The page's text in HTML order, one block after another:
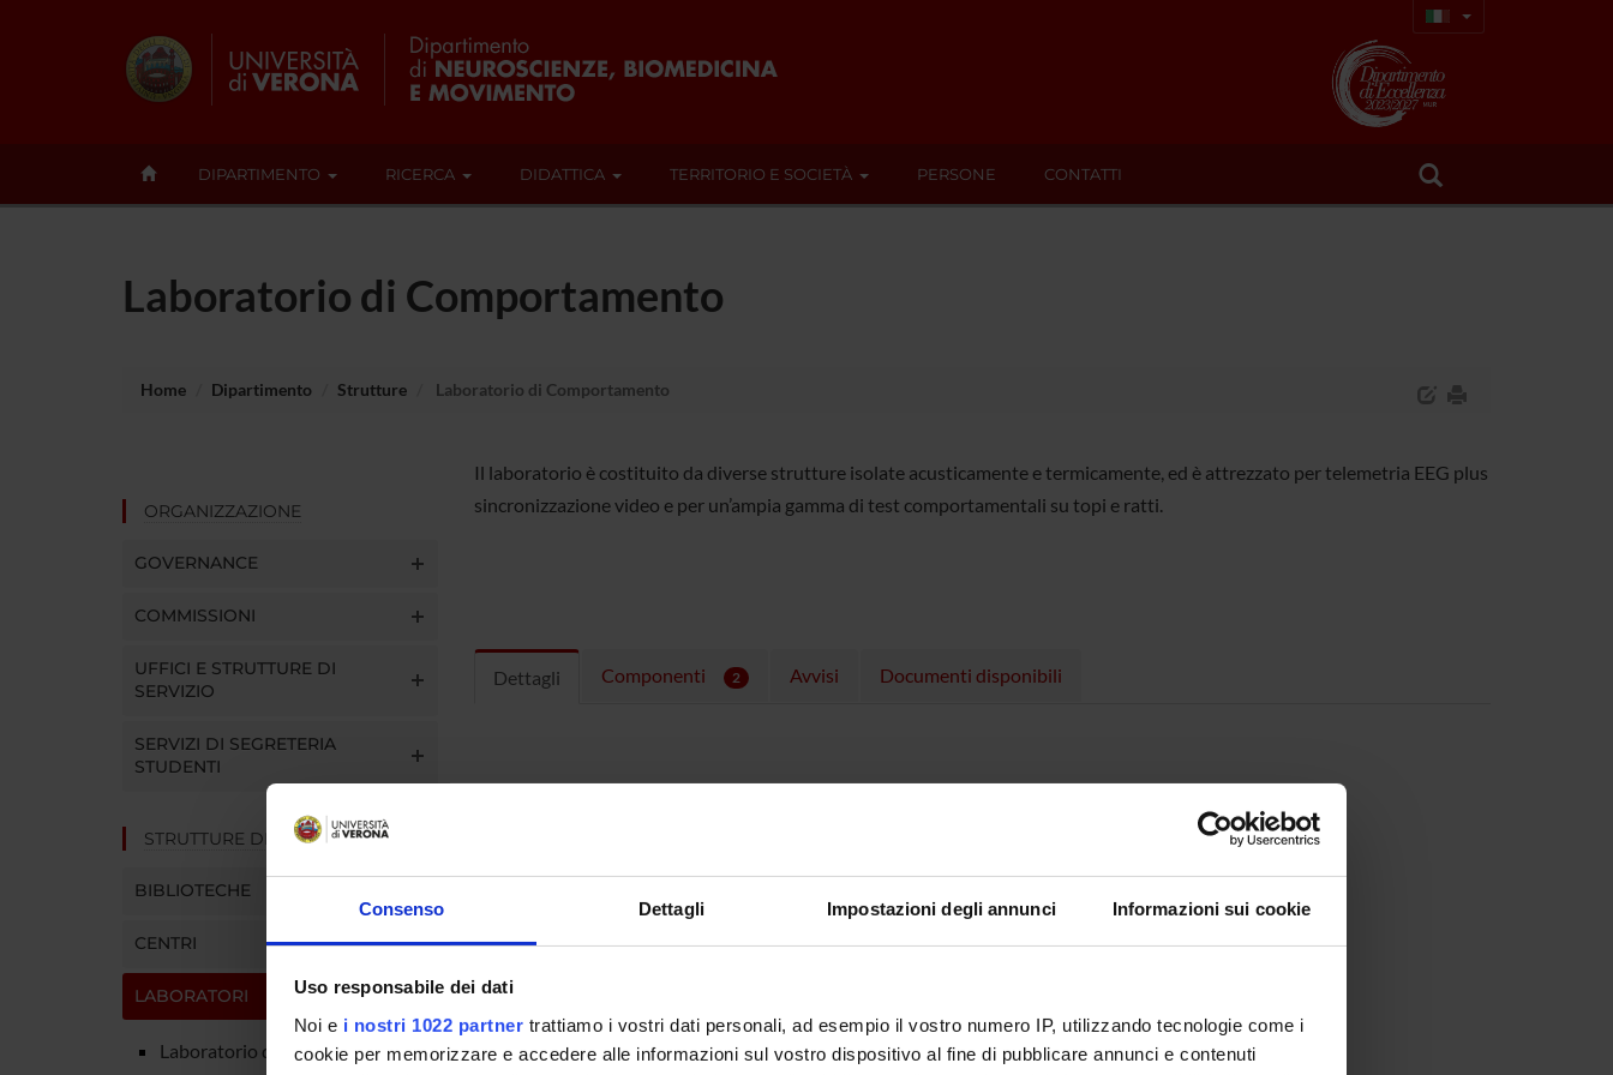
Consenso Dettagli Impostazioni degli annunci Informazioni sui cookie
Uso responsabile dei dati
Noi e i nostri 1022 partner trattiamo i vostri dati personali, ad esempio il vostro numero IP, utilizzando tecnologie come i
cookie per memorizzare e accedere alle informazioni sul vostro dispositivo al fine di pubblicare annunci e contenuti
DIPARTIMENTO RICERCA DIDATTICA TERRITORIO E SOCIETÀ PERSONE CONTATTI
Laboratorio di Comportamento
Home Dipartimento Strutture Laboratorio di Comportamento
ORGANIZZAZIONE
GOVERNANCE
COMMISSIONI
UFFICI E STRUTTURE DI
SERVIZIO
SERVIZI DI SEGRETERIA
STUDENTI
STRUTTURE DEL DIPARTIMENTO
BIBLIOTECHE
CENTRI
LABORATORI
Laboratorio di Antropometria
Il laboratorio è costituito da diverse strutture isolate acusticamente e termicamente, ed è attrezzato per telemetria EEG plus
sincronizzazione video e per un’ampia gamma di test comportamentali su topi e ratti.
Dettagli Componenti 2 Avvisi Documenti disponibili